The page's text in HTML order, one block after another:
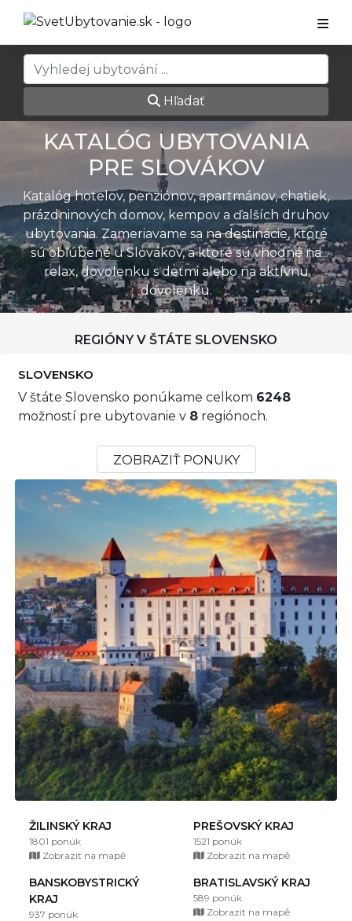
Hľadať
KATALÓG UBYTOVANIA
PRE SLOVÁKOV
Katalóg hotelov, penziónov, apartmánov, chatiek,
prázdninových domov, kempov a ďalších druhov
ubytovania. Zameriavame sa na destinácie, ktoré
sú obľúbené u Slovákov, a ktoré sú vhodné na
relax, dovolenku s deťmi alebo na aktívnu
dovolenku.
REGIÓNY V ŠTÁTE SLOVENSKO
SLOVENSKO
V štáte Slovensko ponúkame celkom 6248
možností pre ubytovanie v 8 regiónoch.
ZOBRAZIŤ PONUKY
ŽILINSKÝ KRAJ
1801 ponúk
Zobrazit na mapě
PREŠOVSKÝ KRAJ
1521 ponúk
Zobrazit na mapě
BANSKOBYSTRICKÝ
KRAJ
937 ponúk
BRATISLAVSKÝ KRAJ
589 ponúk
Zobrazit na mapě